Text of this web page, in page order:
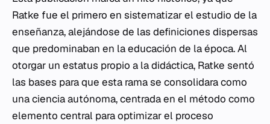
Ratke fue el primero en sistematizar el estudio de la
enseñanza, alejándose de las definiciones dispersas
que predominaban en la educación de la época. Al
otorgar un estatus propio a la didáctica, Ratke sentó
las bases para que esta rama se consolidara como
una ciencia autónoma, centrada en el método como
elemento central para optimizar el proceso